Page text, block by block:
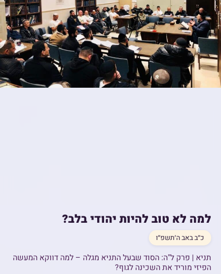
למה לא טוב להיות יהודי בלב?
כ״ב באב ה׳תשפ״ו
תניא | פרק ל"ה: הסוד שבעל התניא מגלה – למה דווקא המעשה
הפיזי מוריד את השכינה לגוף?